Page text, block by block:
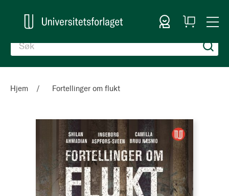
Logg inn
Handlekurv
Hjem Fortellinger om flukt